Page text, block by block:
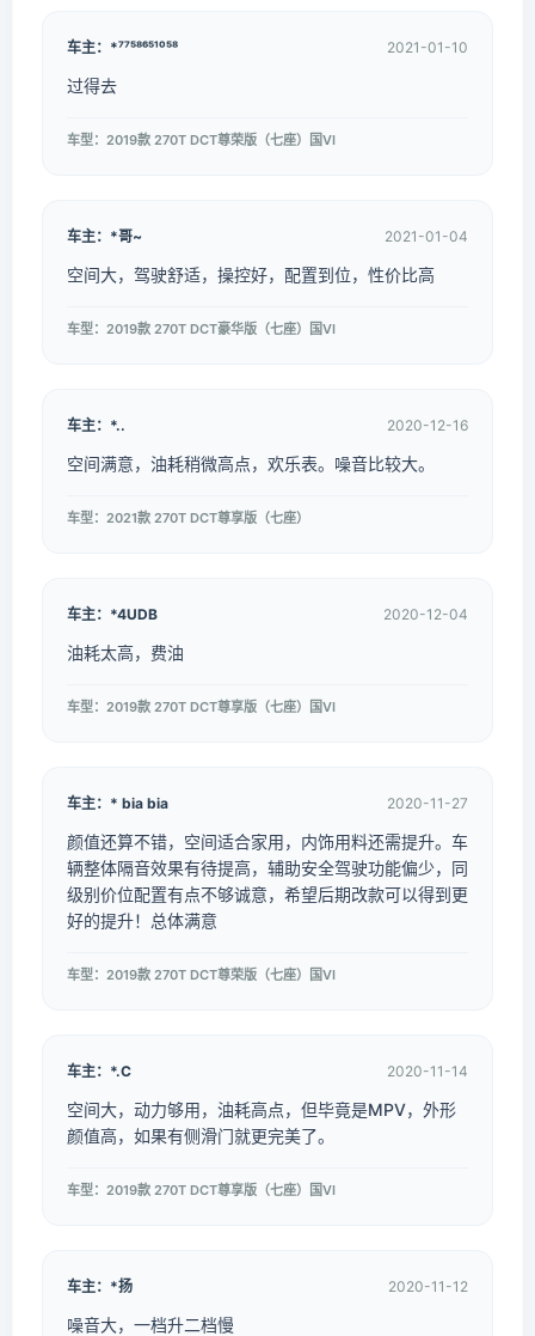
车主：*⁷⁷⁵⁸⁶⁵¹⁰⁵⁸ 2021-01-10
过得去
车型：2019款 270T DCT尊荣版（七座）国VI
车主：*哥~ 2021-01-04
空间大，驾驶舒适，操控好，配置到位，性价比高
车型：2019款 270T DCT豪华版（七座）国VI
车主：*.. 2020-12-16
空间满意，油耗稍微高点，欢乐表。噪音比较大。
车型：2021款 270T DCT尊享版（七座）
车主：*4UDB 2020-12-04
油耗太高，费油
车型：2019款 270T DCT尊享版（七座）国VI
车主：* bia bia 2020-11-27
颜值还算不错，空间适合家用，内饰用料还需提升。车
辆整体隔音效果有待提高，辅助安全驾驶功能偏少，同
级别价位配置有点不够诚意，希望后期改款可以得到更
好的提升！总体满意
车型：2019款 270T DCT尊荣版（七座）国VI
车主：*.C 2020-11-14
空间大，动力够用，油耗高点，但毕竟是MPV，外形
颜值高，如果有侧滑门就更完美了。
车型：2019款 270T DCT尊享版（七座）国VI
车主：*扬 2020-11-12
噪音大，一档升二档慢